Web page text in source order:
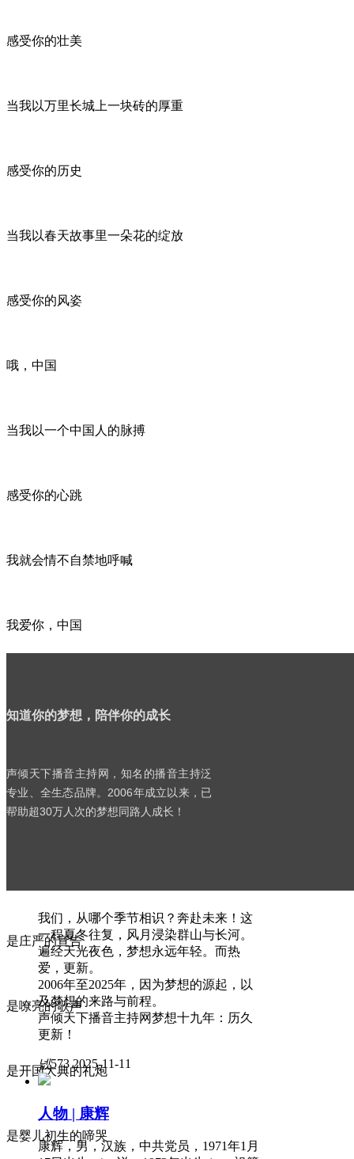
感受你的壮美
当我以万里长城上一块砖的厚重
感受你的历史
当我以春天故事里一朵花的绽放
感受你的风姿
哦，中国
当我以一个中国人的脉搏
感受你的心跳
我就会情不自禁地呼喊
我爱你，中国
注目五星红旗的升起
是庄严的宣告
是嘹亮的歌声
是开国大典的礼炮
是婴儿初生的啼哭
热读
뀹 书
我们，从哪个季节相识？奔赴未来！这
一程夏冬往复，风月浸染群山与长河。
遍经天光夜色，梦想永远年轻。而热
爱，更新。
2006年至2025年，因为梦想的源起，以
及梦想的来路与前程。
声倾天下播音主持网梦想十九年：历久
更新！
넶573 2025-11-11
人物 | 康辉
康辉，男，汉族，中共党员，1971年1月
知道你的梦想，陪伴你的成长
声倾天下播音主持网，知名的播音主持泛
专业、全生态品牌。2006年成立以来，已
帮助超30万人次的梦想同路人成长！